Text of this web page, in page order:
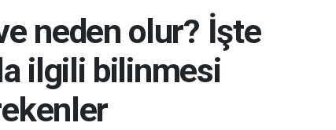
neden olur? İşte
ilgili bilinmesi